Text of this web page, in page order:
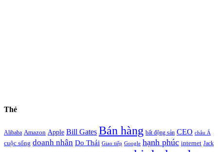
Thẻ
Alibaba Amazon Apple Bill Gates Bán hàng bất động sản CEO châu Á
cuộc sống doanh nhân Do Thái Giao tiếp Google hạnh phúc internet Jack